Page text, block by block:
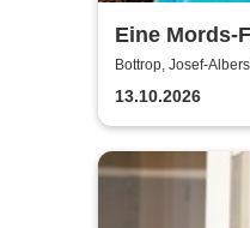
Eine Mords-
Bottrop
Bottrop, Josef-
13.10.2026